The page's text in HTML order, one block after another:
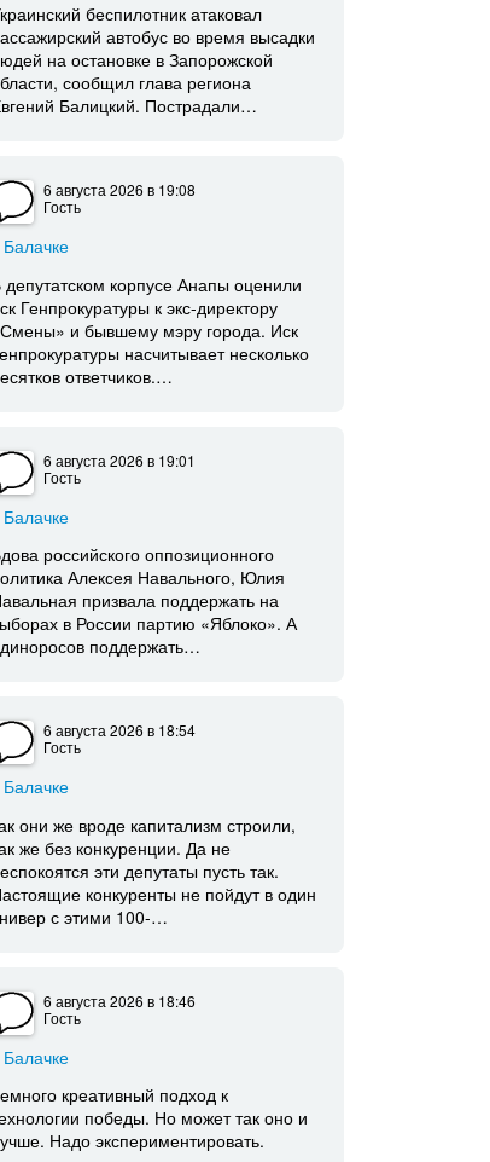
беспилотник атаковал
автобус во время высадки
на остановке в Запорожской
сообщил глава региона
Балицкий. Пострадали…
6 августа 2026в 19:08
Гость
Балачке
депутатском корпусе Анапы оценили
Генпрокуратуры к экс-директору
и бывшему мэру города. Иск
насчитывает несколько
ответчиков.…
6 августа 2026в 19:01
Гость
Балачке
российского оппозиционного
Алексея Навального, Юлия
призвала поддержать на
в России партию «Яблоко». А
поддержать…
6 августа 2026в 18:54
Гость
Балачке
они же вроде капитализм строили,
же без конкуренции. Да не
эти депутаты пусть так.
конкуренты не пойдут в один
с этими 100-…
6 августа 2026в 18:46
Гость
Балачке
креативный подход к
победы. Но может так оно и
Надо экспериментировать.